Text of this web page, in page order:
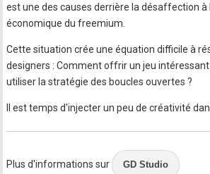
est une des causes derrière la désaffection
économique du freemium.
Cette situation crée une équation difficile à
designers : Comment offrir un jeu
utiliser la stratégie des boucles ouvertes ?
Il est temps d'injecter un peu de créativité
Plus d'informations sur GD Studio